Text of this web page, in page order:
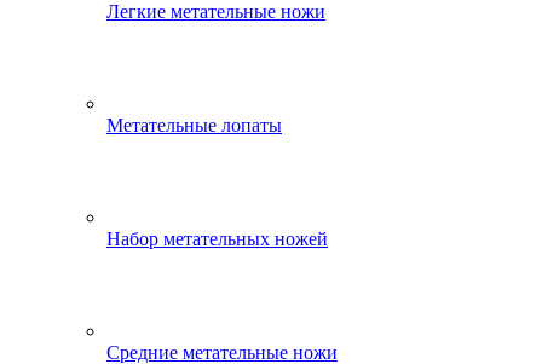
Легкие метательные ножи
Метательные лопаты
Набор метательных ножей
Средние метательные ножи